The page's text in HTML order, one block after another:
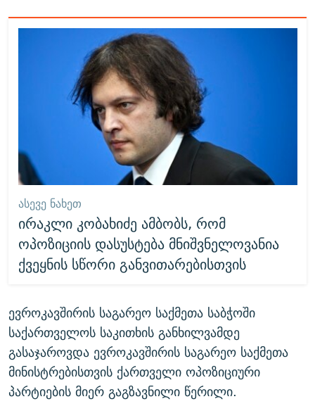
ᲐᲡᲔᲕᲔ ᲜᲐᲮᲔᲗ
ირაკლი კობახიძე ამბობს, რომ
ოპოზიციის დასუსტება მნიშვნელოვანია
ქვეყნის სწორი განვითარებისთვის
ევროკავშირის საგარეო საქმეთა საბჭოში
საქართველოს საკითხის განხილვამდე
გასაჯაროვდა ევროკავშირის საგარეო საქმეთა
მინისტრებისთვის ქართველი ოპოზიციური
პარტიების მიერ გაგზავნილი წერილი.